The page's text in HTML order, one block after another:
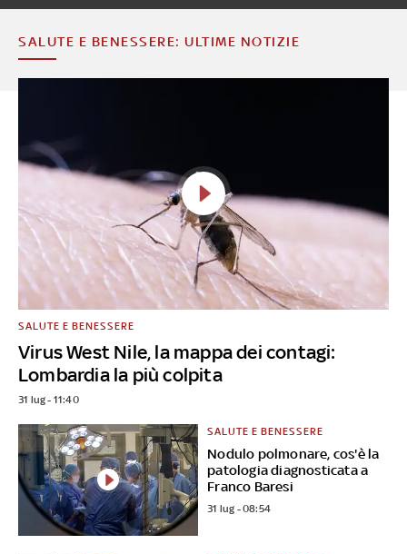
SALUTE E BENESSERE: ULTIME NOTIZIE
Virus West Nile, la mappa dei contagi:
Lombardia la più colpita
SALUTE E BENESSERE
31 lug - 11:40
Nodulo polmonare, cos'è la
patologia diagnosticata a
Franco Baresi
SALUTE E BENESSERE
31 lug - 08:54